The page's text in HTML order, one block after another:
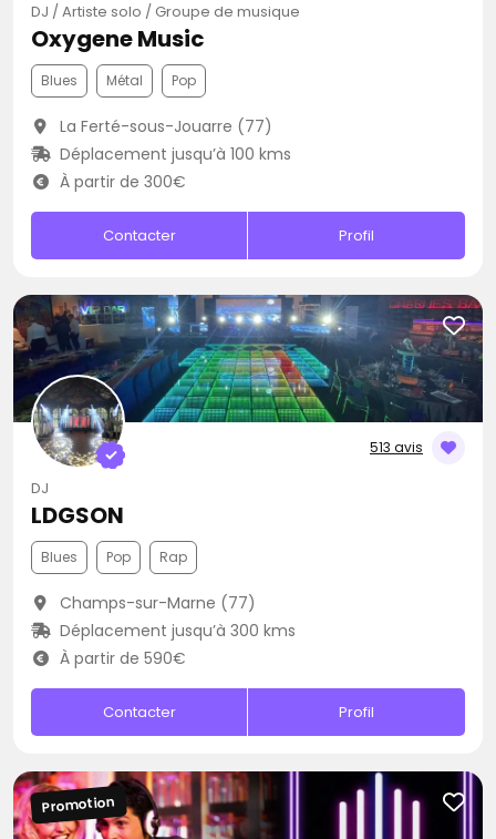
DJ / Artiste solo / Groupe de musique
Oxygene Music
Blues Métal Pop
La Ferté-sous-Jouarre (77)
Déplacement jusqu’à 100 kms
À partir de 300€
Contacter Profil
513 avis
DJ
LDGSON
Blues Pop Rap
Champs-sur-Marne (77)
Déplacement jusqu’à 300 kms
À partir de 590€
Contacter Profil
Promotion